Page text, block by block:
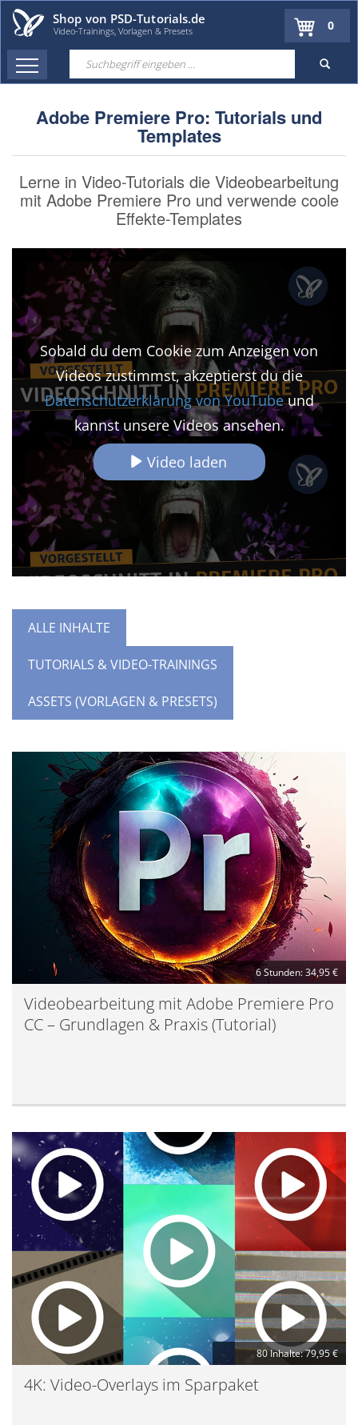
Shop von PSD-Tutorials.de
Video-Trainings, Vorlagen & Presets 0
Adobe Premiere Pro: Tutorials und
Templates
Lerne in Video-Tutorials die Videobearbeitung
mit Adobe Premiere Pro und verwende coole
Effekte-Templates
Sobald du dem Cookie zum Anzeigen von
Videos zustimmst, akzeptierst du die
Datenschutzerklärung von YouTubeund
kannst unsere Videos ansehen.
Video laden
ALLE INHALTE
TUTORIALS & VIDEO-TRAININGS
ASSETS (VORLAGEN & PRESETS)
6 Stunden: 34,95 €
Videobearbeitung mit Adobe Premiere Pro
CC – Grundlagen & Praxis (Tutorial)
80 Inhalte: 79,95 €
4K: Video-Overlays im Sparpaket